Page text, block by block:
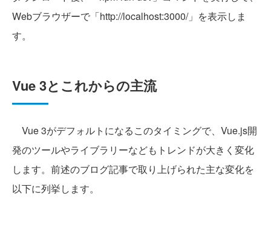
Webブラウザーで「http://localhost:3000/」を表示しま
す。
Vue 3とこれからの主流
Vue 3がデフォルトになるこのタイミングで、Vue.js開
発のツールやライブラリーなどもトレンドが大きく変化
します。前述のブログ記事で取り上げられた主な変化を
以下に列挙します。